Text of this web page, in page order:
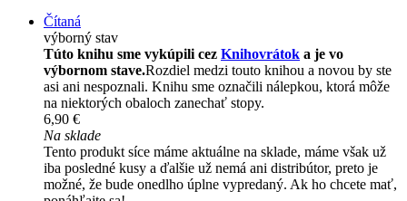
Čítaná
výborný stav
Túto knihu sme vykúpili cez Knihovrátok a je vo
výbornom stave.Rozdiel medzi touto knihou a novou by ste
asi ani nespoznali. Knihu sme označili nálepkou, ktorá môže
na niektorých obaloch zanechať stopy.
6,90 €
Na sklade
Tento produkt síce máme aktuálne na sklade, máme však už
iba posledné kusy a ďalšie už nemá ani distribútor, preto je
možné, že bude onedlho úplne vypredaný. Ak ho chcete mať,